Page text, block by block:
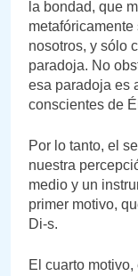
la bondad, que
nosotros, y sólo
paradoja. No
esa paradoja es
conscientes de
Por lo tanto, el
nuestra
medio y un
primer motivo,
Di-s.
El cuarto